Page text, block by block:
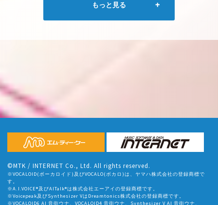
もっと見る
©MTK / INTERNET Co., Ltd. All rights reserved.
※VOCALOID(ボーカロイド)及びVOCALO(ボカロ)は、ヤマハ株式会社の登録商標で
す。
※A.I.VOICE®及びAITalk®は株式会社エーアイの登録商標です。
※Voicepeak及びSynthesizer VはDreamtonics株式会社の登録商標です。
※VOCALOID6 AI 音街ウナ、VOCALOID4 音街ウナ、Synthesizer V AI 音街ウナ、